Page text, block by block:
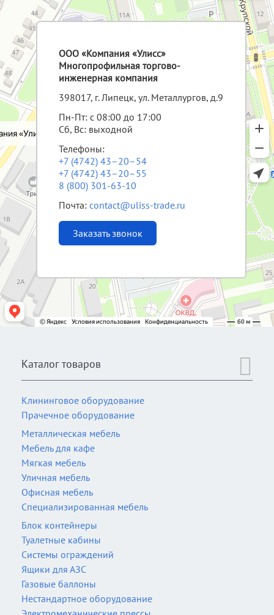
ООО «Компания «Улисс»
Многопрофильная торгово-
инженерная компания
398017, г. Липецк, ул. Металлургов, д.9
Пн-Пт: с 08:00 до 17:00
Сб, Вс: выходной
Телефоны:
+7 (4742) 43–20–54
+7 (4742) 43–20–55
8 (800) 301-63-10
Почта:contact@uliss-trade.ru
Заказать звонок
Каталог товаров
Клининговое оборудование
Прачечное оборудование
Металлическая мебель
Мебель для кафе
Мягкая мебель
Уличная мебель
Офисная мебель
Специализированная мебель
Блок контейнеры
Туалетные кабины
Системы ограждений
Ящики для АЗС
Газовые баллоны
Нестандартное оборудование